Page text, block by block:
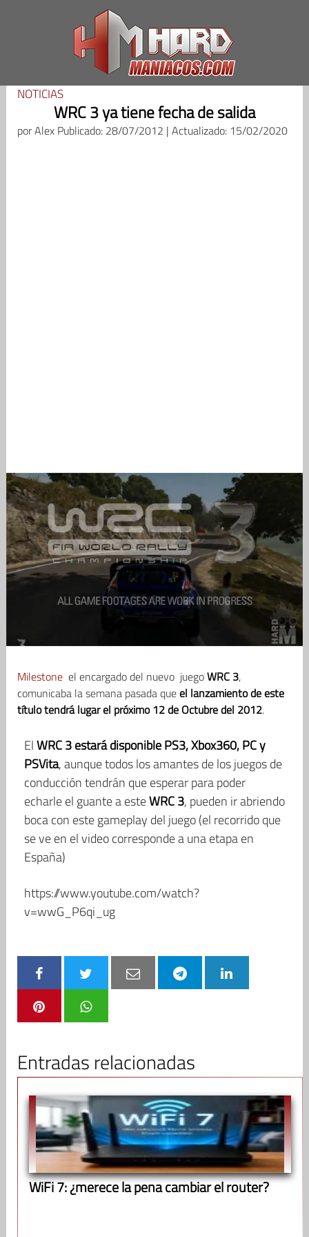
NOTICIAS
WRC 3 ya tiene fecha de salida
porAlex Publicado: 28/07/2012 | Actualizado: 15/02/2020
Milestoneel encargado del nuevo juegoWRC 3,
comunicaba la semana pasada queel lanzamiento de este
título tendrá lugar el próximo 12 de Octubre del 2012.
ElWRC 3 estará disponible PS3, Xbox360, PC y
PSVita, aunque todos los amantes de los juegos de
conducción tendrán que esperar para poder
echarle el guante a esteWRC 3, pueden ir abriendo
boca con este gameplay del juego (el recorrido que
se ve en el video corresponde a una etapa en
España)
https://www.youtube.com/watch?
v=wwG_P6qi_ug
Entradas relacionadas
WiFi 7: ¿merece la pena cambiar el router?